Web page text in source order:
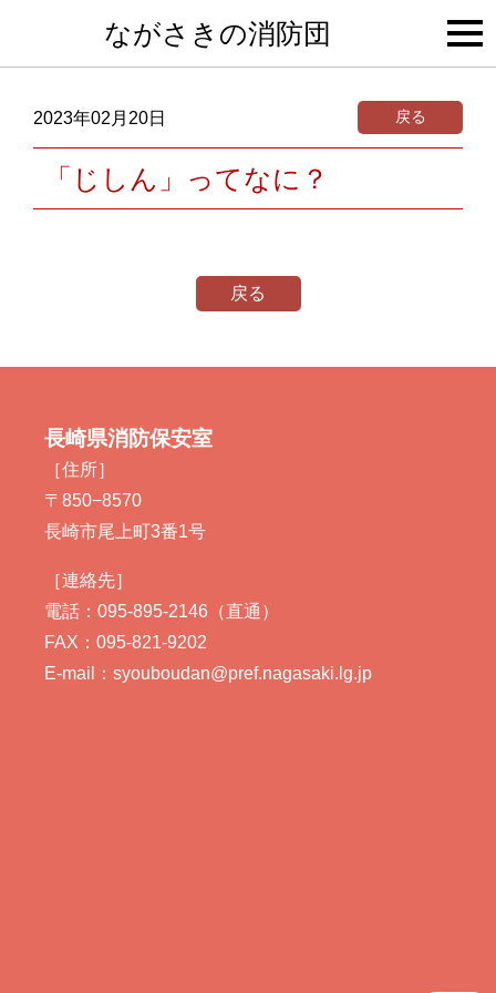
ながさきの消防団
2023年02月20日 戻る
「じしん」ってなに？
戻る
長崎県消防保安室
［住所］
〒850−8570
長崎市尾上町3番1号
［連絡先］
電話：095-895-2146（直通）
FAX：095-821-9202
E-mail：syouboudan@pref.nagasaki.lg.jp